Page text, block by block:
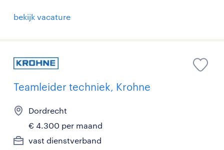
bekijk vacature
Teamleider techniek, Krohne
Dordrecht
€ 4.300 per maand
vast dienstverband